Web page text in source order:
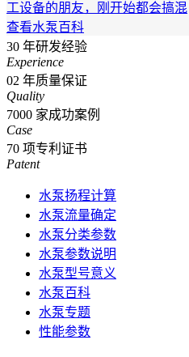
工设备的朋友，刚开始都会搞混
查看水泵百科
30 年研发经验
Experience
02 年质量保证
Quality
7000 家成功案例
Case
70 项专利证书
Patent
水泵扬程计算
水泵流量确定
水泵分类参数
水泵参数说明
水泵型号意义
水泵百科
水泵专题
性能参数